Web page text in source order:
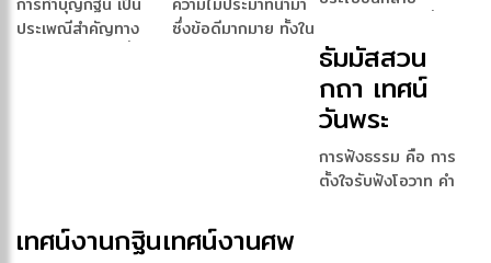
ประเพณีสำคัญทาง
ซึ่งข้อดีมากมาย ทั้งใน
เส […]
ธัมมัสสวน
กถา เทศน์
วันพระ
การฟังธรรม คือ การ
ตั้งใจรับฟังโอวาท คำ
เทศน์งานกฐินเทศน์งานศพ